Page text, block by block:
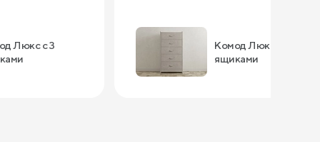
Люкс с 3
Комод Люкс с 5
ящиками